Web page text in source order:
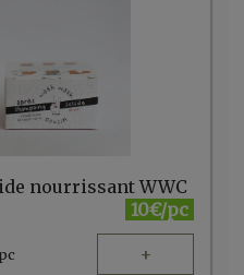
nourrissant WWC
10€/pc
pc +